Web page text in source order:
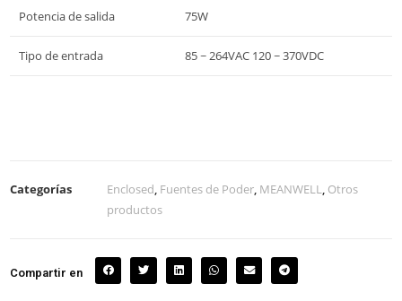
Potencia de salida 75W
Tipo de entrada 85 ~ 264VAC 120 ~ 370VDC
Categorías Enclosed, Fuentes de Poder, MEANWELL, Otros
productos
Compartir en